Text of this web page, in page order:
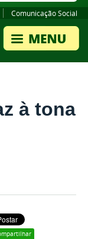
Comunicação Social
à tona